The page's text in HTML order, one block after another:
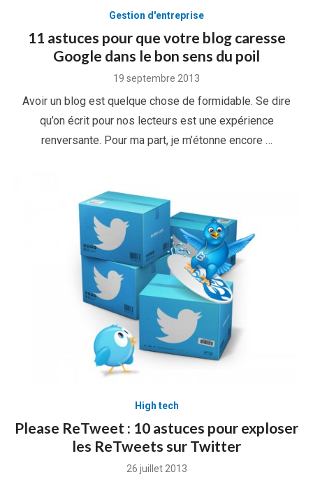
Gestion d'entreprise
11 astuces pour que votre blog caresse
Google dans le bon sens du poil
Posted
19 septembre 2013
Avoir un blog est quelque chose de formidable. Se dire
qu’on écrit pour nos lecteurs est une expérience
renversante. Pour ma part, je m’étonne encore …
High tech
Please ReTweet : 10 astuces pour exploser
les ReTweets sur Twitter
Posted
26 juillet 2013